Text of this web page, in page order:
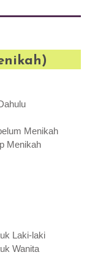
Menikah
Menikah
Laki-laki
Wanita